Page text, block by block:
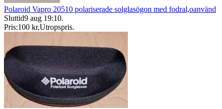
Polaroid Vapro 20510 polariserade solglasögon med fodral,oanvänd
Sluttid9 aug 19:10.
Pris:100 kr,Utropspris.